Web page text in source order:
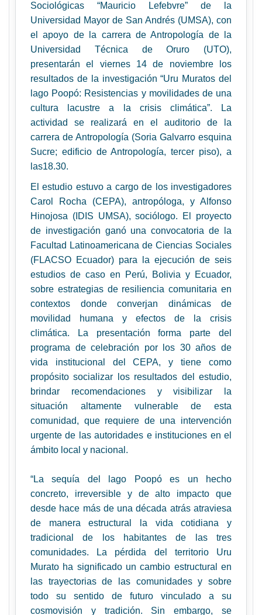
Sociológicas “Mauricio Lefebvre” de la
Universidad Mayor de San Andrés (UMSA), con
el apoyo de la carrera de Antropología de la
Universidad Técnica de Oruro (UTO),
presentarán el viernes 14 de noviembre los
resultados de la investigación “Uru Muratos del
lago Poopó: Resistencias y movilidades de una
cultura lacustre a la crisis climática”. La
actividad se realizará en el auditorio de la
carrera de Antropología (Soria Galvarro esquina
Sucre; edificio de Antropología, tercer piso), a
las18.30.
El estudio estuvo a cargo de los investigadores
Carol Rocha (CEPA), antropóloga, y Alfonso
Hinojosa (IDIS UMSA), sociólogo. El proyecto
de investigación ganó una convocatoria de la
Facultad Latinoamericana de Ciencias Sociales
(FLACSO Ecuador) para la ejecución de seis
estudios de caso en Perú, Bolivia y Ecuador,
sobre estrategias de resiliencia comunitaria en
contextos donde converjan dinámicas de
movilidad humana y efectos de la crisis
climática. La presentación forma parte del
programa de celebración por los 30 años de
vida institucional del CEPA, y tiene como
propósito socializar los resultados del estudio,
brindar recomendaciones y visibilizar la
situación altamente vulnerable de esta
comunidad, que requiere de una intervención
urgente de las autoridades e instituciones en el
ámbito local y nacional.
“La sequía del lago Poopó es un hecho
concreto, irreversible y de alto impacto que
desde hace más de una década atrás atraviesa
de manera estructural la vida cotidiana y
tradicional de los habitantes de las tres
comunidades. La pérdida del territorio Uru
Murato ha significado un cambio estructural en
las trayectorias de las comunidades y sobre
todo su sentido de futuro vinculado a su
cosmovisión y tradición. Sin embargo, se